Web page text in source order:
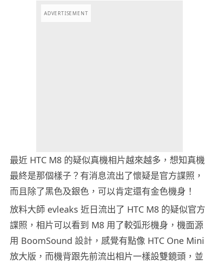
ADVERTISEMENT
最近 HTC M8 的疑似真機相片越來越多，想知真機
最終是那個樣子？有消息流出了懷疑是官方諜照，
而且除了黑色及銀色，可以肯定還有金色機身！
放料大師 evleaks 近日流出了 HTC M8 的疑似官方
諜照，相片可以看到 M8 用了較弧形機身，機面源
用 BoomSound 設計，感覺有點像 HTC One Mini
放大版，而機背跟先前流出相片一樣設雙鏡頭，並